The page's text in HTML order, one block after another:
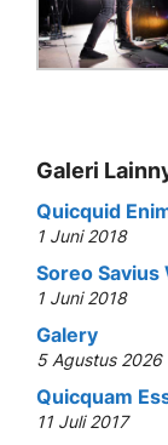
Galeri
Quicquid
1 Juni 2018
Soreo Savius
1 Juni 2018
Galery
5 Agustus 2026
Quicquam
11 Juli 2017